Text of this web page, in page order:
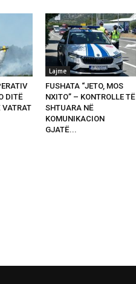
DITË
VATRAT
Lajme
FUSHATA “JETO, MOS
NXITO” – KONTROLLE TË
SHTUARA NË
KOMUNIKACION
GJATË...